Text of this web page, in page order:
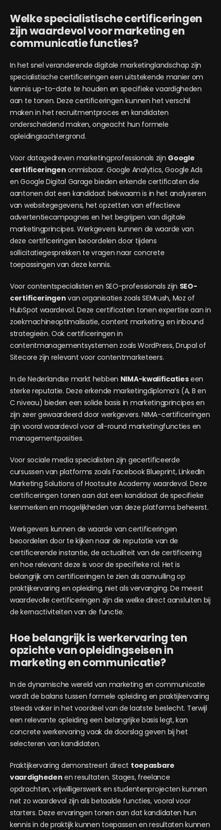
Welke specialistische certificeringen
zijn waardevol voor marketing en
communicatie functies?
In het snel veranderende digitale marketinglandschap zijn
specialistische certificeringen een uitstekende manier om
kennis up-to-date te houden en specifieke vaardigheden
aan te tonen. Deze certificeringen kunnen het verschil
maken in het recruitmentproces en kandidaten
onderscheidend maken, ongeacht hun formele
opleidingsachtergrond.
Voor datagedreven marketingprofessionals zijn Google
certificeringen onmisbaar. Google Analytics, Google Ads
en Google Digital Garage bieden erkende certificaten die
aantonen dat een kandidaat bekwaam is in het analyseren
van websitegegevens, het opzetten van effectieve
advertentiecampagnes en het begrijpen van digitale
marketingprincipes. Werkgevers kunnen de waarde van
deze certificeringen beoordelen door tijdens
sollicitatiegesprekken te vragen naar concrete
toepassingen van deze kennis.
Voor contentspecialisten en SEO-professionals zijn SEO-
certificeringen van organisaties zoals SEMrush, Moz of
HubSpot waardevol. Deze certificaten tonen expertise aan in
zoekmachineoptimalisatie, content marketing en inbound
strategieën. Ook certificeringen in
contentmanagementsystemen zoals WordPress, Drupal of
Sitecore zijn relevant voor contentmarketeers.
In de Nederlandse markt hebben NIMA-kwalificatieseen
sterke reputatie. Deze erkende marketingdiploma’s (A, B en
C niveau) bieden een solide basis in marketingprincipes en
zijn zeer gewaardeerd door werkgevers. NIMA-certificeringen
zijn vooral waardevol voor all-round marketingfuncties en
managementposities.
Voor sociale media specialisten zijn gecertificeerde
cursussen van platforms zoals Facebook Blueprint, LinkedIn
Marketing Solutions of Hootsuite Academy waardevol. Deze
certificeringen tonen aan dat een kandidaat de specifieke
kenmerken en mogelijkheden van deze platforms beheerst.
Werkgevers kunnen de waarde van certificeringen
beoordelen door te kijken naar de reputatie van de
certificerende instantie, de actualiteit van de certificering
en hoe relevant deze is voor de specifieke rol. Het is
belangrijk om certificeringen te zien als aanvulling op
praktijkervaring en opleiding, niet als vervanging. De meest
waardevolle certificeringen zijn die welke direct aansluiten bij
de kernactiviteiten van de functie.
Hoe belangrijk is werkervaring ten
opzichte van opleidingseisen in
marketing en communicatie?
In de dynamische wereld van marketing en communicatie
wordt de balans tussen formele opleiding en praktijkervaring
steeds vaker in het voordeel van de laatste beslecht. Terwijl
een relevante opleiding een belangrijke basis legt, kan
concrete werkervaring vaak de doorslag geven bij het
selecteren van kandidaten.
Praktijkervaring demonstreert direct toepasbare
vaardigheden en resultaten. Stages, freelance
opdrachten, vrijwilligerswerk en studentenprojecten kunnen
net zo waardevol zijn als betaalde functies, vooral voor
starters. Deze ervaringen tonen aan dat kandidaten hun
kennis in de praktijk kunnen toepassen en resultaten kunnen